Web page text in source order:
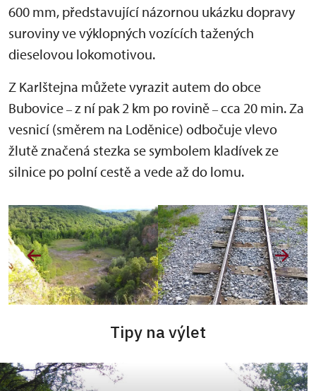
600 mm, představující názornou ukázku dopravy
suroviny ve výklopných vozících tažených
dieselovou lokomotivou.
Z Karlštejna můžete vyrazit autem do obce
Bubovice – z ní pak 2 km po rovině – cca 20 min. Za
vesnicí (směrem na Loděnice) odbočuje vlevo
žlutě značená stezka se symbolem kladívek ze
silnice po polní cestě a vede až do lomu.
Tipy na výlet